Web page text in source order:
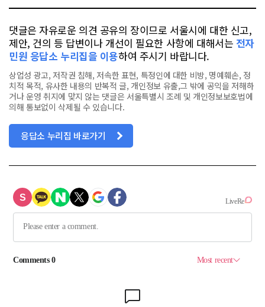
댓글은 자유로운 의견 공유의 장이므로 서울시에 대한 신고,
제안, 건의 등 답변이나 개선이 필요한 사항에 대해서는 전자
민원 응답소 누리집을 이용하여 주시기 바랍니다.
상업성 광고, 저작권 침해, 저속한 표현, 특정인에 대한 비방, 명예훼손, 정
치적 목적, 유사한 내용의 반복적 글, 개인정보 유출,그 밖에 공익을 저해하
거나 운영 취지에 맞지 않는 댓글은 서울특별시 조례 및 개인정보보호법에
의해 통보없이 삭제될 수 있습니다.
응답소 누리집 바로가기